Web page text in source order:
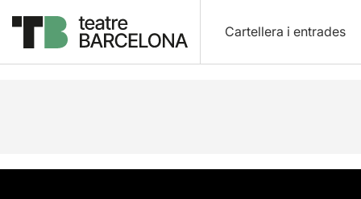
Cartellera i entrades
Descripció Fitxa artística Fotos i vídeos